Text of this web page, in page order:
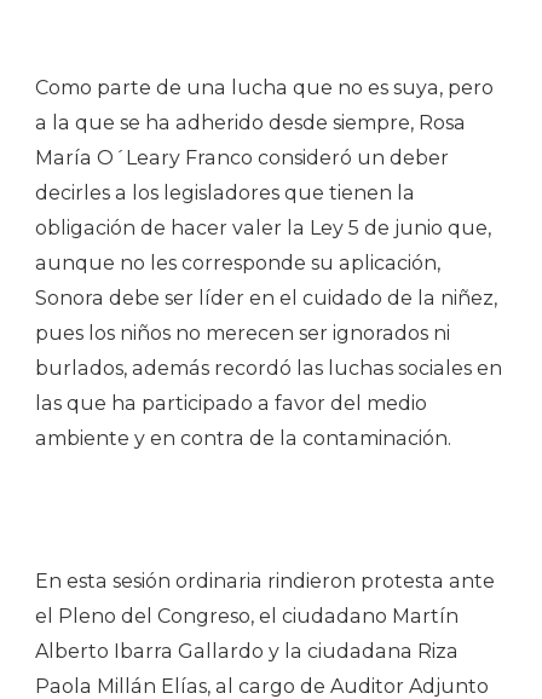
Como parte de una lucha que no es suya, pero
a la que se ha adherido desde siempre, Rosa
María O´Leary Franco consideró un deber
decirles a los legisladores que tienen la
obligación de hacer valer la Ley 5 de junio que,
aunque no les corresponde su aplicación,
Sonora debe ser líder en el cuidado de la niñez,
pues los niños no merecen ser ignorados ni
burlados, además recordó las luchas sociales en
las que ha participado a favor del medio
ambiente y en contra de la contaminación.
En esta sesión ordinaria rindieron protesta ante
el Pleno del Congreso, el ciudadano Martín
Alberto Ibarra Gallardo y la ciudadana Riza
Paola Millán Elías, al cargo de Auditor Adjunto